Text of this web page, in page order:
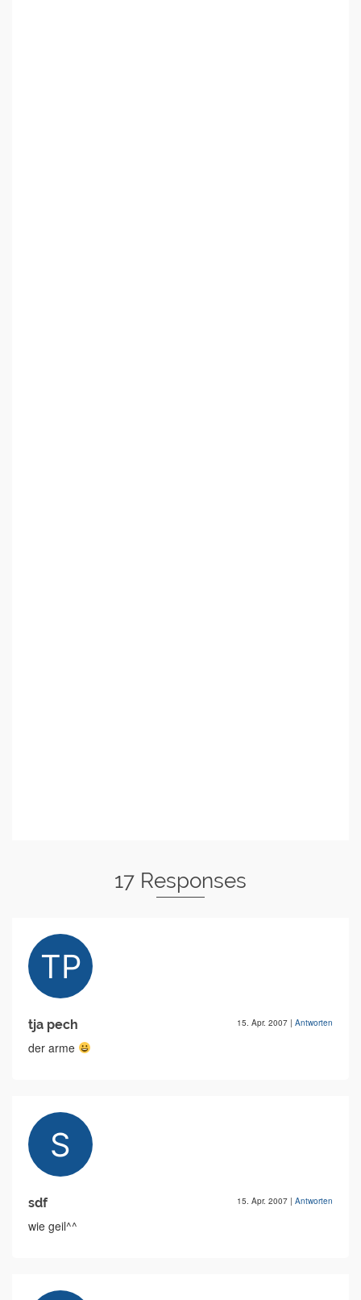
17 Responses
tja pech 15. Apr. 2007 | Antworten
der arme
sdf 15. Apr. 2007 | Antworten
wie geil^^